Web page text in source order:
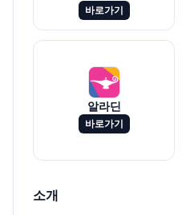
바로가기
알라딘
바로가기
소개